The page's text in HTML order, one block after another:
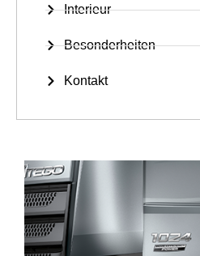
Interieur
Besonderheiten
Kontakt